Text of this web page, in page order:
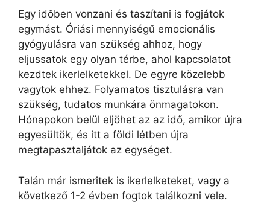
Egy időben vonzani és taszítani is fogjátok
egymást. Óriási mennyiségű emocionális
gyógyulásra van szükség ahhoz, hogy
eljussatok egy olyan térbe, ahol kapcsolatot
kezdtek ikerlelketekkel. De egyre közelebb
vagytok ehhez. Folyamatos tisztulásra van
szükség, tudatos munkára önmagatokon.
Hónapokon belül eljöhet az az idő, amikor újra
egyesültök, és itt a földi létben újra
megtapasztaljátok az egységet.
Talán már ismeritek is ikerlelketeket, vagy a
következő 1-2 évben fogtok találkozni vele.